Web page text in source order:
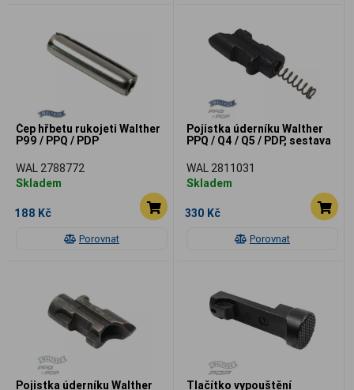
Porovnat
Čep hřbetu rukojeti Walther
P99 / PPQ / PDP
WAL 2788772
Skladem
188 Kč
Porovnat
Pojistka úderníku Walther
PPQ / Q4 / Q5 / PDP, sestava
WAL 2811031
Skladem
330 Kč
Pojistka úderníku Walther
Tlačítko vypouštění